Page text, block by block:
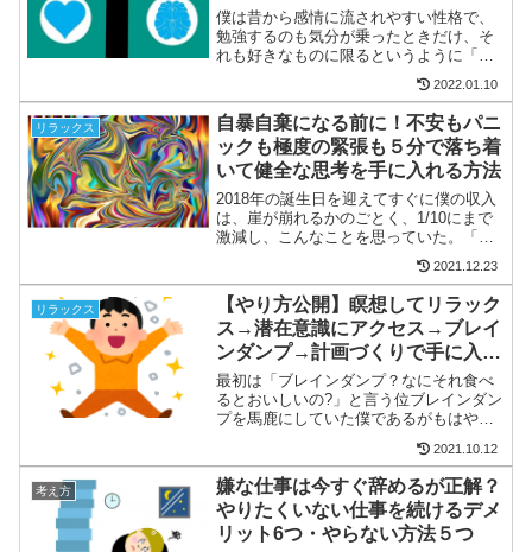
僕は昔から感情に流されやすい性格で、
勉強するのも気分が乗ったときだけ、そ
れも好きなものに限るというように「モ
チベーション」を軸に生活してきた。そ
の代償として、高いモチベーションを無
理に保つことになり結果、うつ病のよう
な状況に追いやられた。話...
2022.01.10
リラックス
自暴自棄になる前に！不安もパニ
ックも極度の緊張も５分で落ち着
いて健全な思考を手に入れる方法
2018年の誕生日を迎えてすぐに僕の収入
は、崖が崩れるかのごとく、1/10にまで
激減し、こんなことを思っていた。「こ
のままでは、お金を稼ぐことはできるけ
ど、また同じ失敗を味わうことになるだ
ろう...そんなバカなことは、したくな
い！（同じ失敗...
2021.12.23
リラックス
【やり方公開】瞑想してリラック
ス→潜在意識にアクセス→ブレイ
ンダンプ→計画づくりで手に入れ
たもの５つ
最初は「ブレインダンプ？なにそれ食べ
るとおいしいの?」と言う位ブレインダン
プを馬鹿にしていた僕であるがもはや、
ブレインダンプをしなければ1日が始まら
ないほど、ブレインダンプが生活の一部
になってきた。なぜかと言えばタイトル
にも書いたように、 ...
2021.10.12
考え方
嫌な仕事は今すぐ辞めるが正解？
やりたくいない仕事を続けるデメ
リット6つ・やらない方法５つ